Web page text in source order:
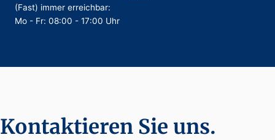
(Fast) immer erreichbar:
Mo - Fr: 08:00 - 17:00 Uhr
Kontaktieren Sie uns.